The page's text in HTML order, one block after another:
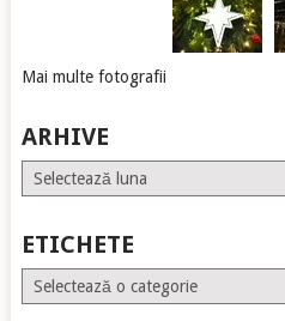
Mai multe fotografii
ARHIVE
Arhive
ETICHETE
Etichete